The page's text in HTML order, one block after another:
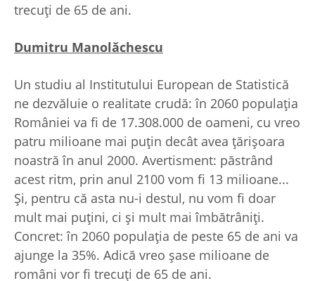
trecuţi de 65 de ani.
Dumitru Manolăchescu
Un studiu al Institutului European de Statistică
ne dezvăluie o realitate crudă: în 2060 populaţia
României va fi de 17.308.000 de oameni, cu vreo
patru milioane mai puţin decât avea ţărişoara
noastră în anul 2000. Avertisment: păstrând
acest ritm, prin anul 2100 vom fi 13 milioane...
Şi, pentru că asta nu-i destul, nu vom fi doar
mult mai puţini, ci şi mult mai îmbătrâniţi.
Concret: în 2060 populaţia de peste 65 de ani va
ajunge la 35%. Adică vreo şase milioane de
români vor fi trecuţi de 65 de ani.